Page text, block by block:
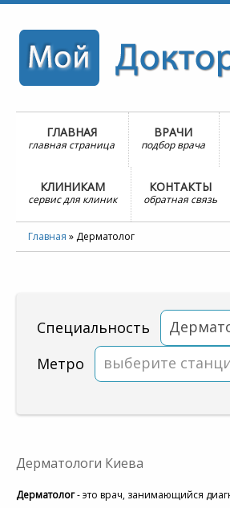
ГЛАВНАЯ
главная страница
ВРАЧИ
подбор врача
КЛИНИКАМ
сервис для клиник
КОНТАКТЫ
обратная связь
Главная » Дерматолог
Специальность
Метро
выберите
Дерматологи Киева
Дерматолог- это врач, занимающийся